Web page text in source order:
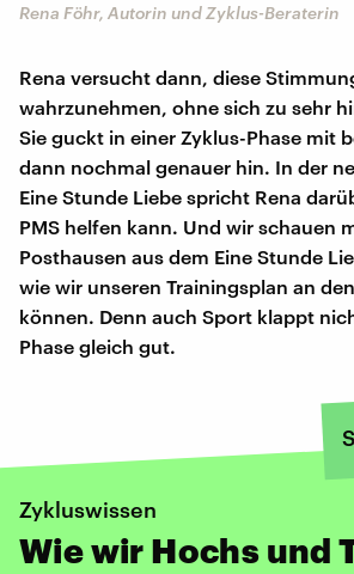
Rena Föhr, Autorin und Zyklus-Beraterin
Rena versucht dann, diese
wahrzunehmen, ohne sich zu sehr
Sie guckt in einer Zyklus-Phase mit
dann nochmal genauer hin. In der
Eine Stunde Liebe spricht Rena
PMS helfen kann. Und wir schauen
Posthausen aus dem Eine Stunde
wie wir unseren Trainingsplan an
können. Denn auch Sport klappt
Phase gleich gut.
Zykluswissen
Wie wir Hochs und